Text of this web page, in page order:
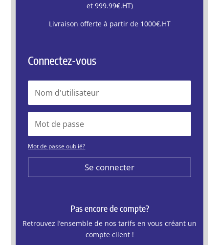
et 999.99€.HT)
Livraison offerte à partir de 1000€.HT
Connectez-vous
Mot de passe oublié?
Se connecter
Pas encore de compte?
Retrouvez l’ensemble de nos tarifs en vous créant un
compte client !